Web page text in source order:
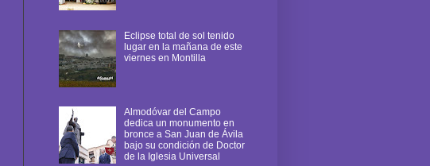
Eclipse total de sol tenido
lugar en la mañana de este
viernes en Montilla
Almodóvar del Campo
dedica un monumento en
bronce a San Juan de Ávila
bajo su condición de Doctor
de la Iglesia Universal